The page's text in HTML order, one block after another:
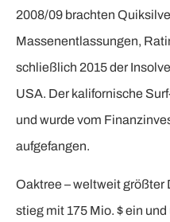
2008/09 brachten
Massenentlassungen,
schließlich 2015 der
USA. Der kalifornische
und wurde vom
aufgefangen.
Oaktree – weltweit größter
stieg mit 175 Mio. $ ein